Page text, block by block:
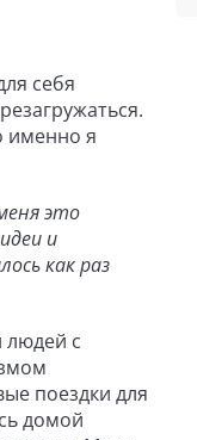
себя
именно я
это
и
как раз
людей с
поездки для
домой